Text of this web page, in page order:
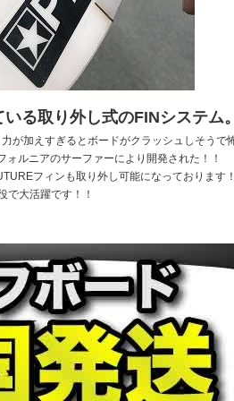
る取り外し式のFINシステム
が加えすぎるとボードがクラッシュしそうで
ォルニアのサーファーにより開発された！！
フィンも取り外し可能になっております
で大活躍です！！